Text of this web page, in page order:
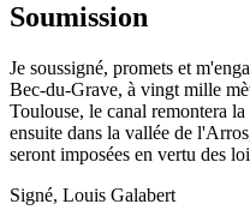
Soumission
Je soussigné, promets et
Bec-du-Grave, à vingt mille
Toulouse, le canal remontera
ensuite dans la vallée de
seront imposées en vertu des
Signé, Louis Galabert